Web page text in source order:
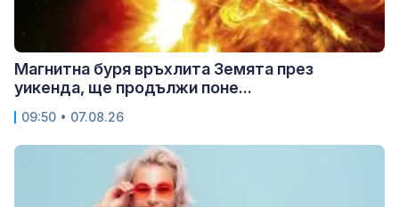
Магнитна буря връхлита Земята през
уикенда, ще продължи поне...
09:50 • 07.08.26